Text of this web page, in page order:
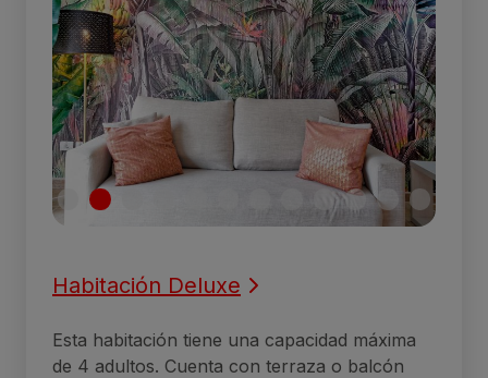
Habitación Deluxe
Esta habitación tiene una capacidad máxima
de 4 adultos. Cuenta con terraza o balcón